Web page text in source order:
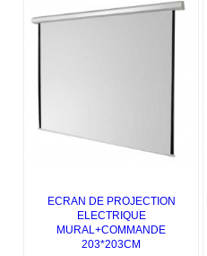
ECRAN DE PROJECTION
ELECTRIQUE
MURAL+COMMANDE
203*203CM